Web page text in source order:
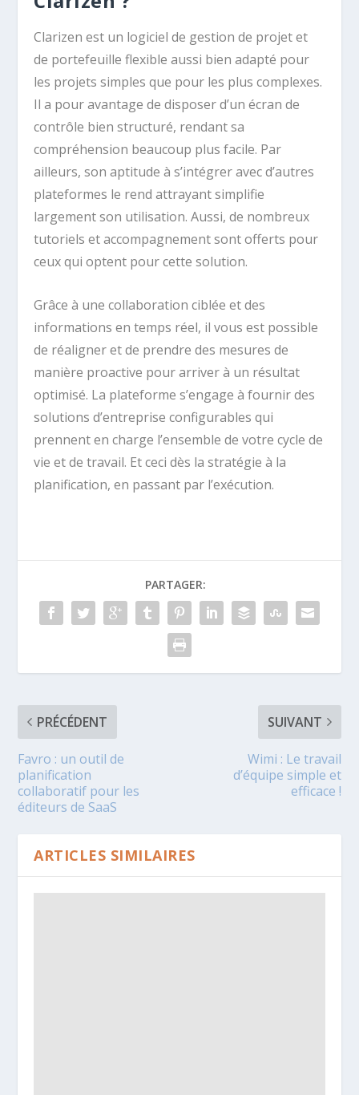
Clarizen est un logiciel de gestion de projet et
de portefeuille flexible aussi bien adapté pour
les projets simples que pour les plus complexes.
Il a pour avantage de disposer d’un écran de
contrôle bien structuré, rendant sa
compréhension beaucoup plus facile. Par
ailleurs, son aptitude à s’intégrer avec d’autres
plateformes le rend attrayant simplifie
largement son utilisation. Aussi, de nombreux
tutoriels et accompagnement sont offerts pour
ceux qui optent pour cette solution.
Grâce à une collaboration ciblée et des
informations en temps réel, il vous est possible
de réaligner et de prendre des mesures de
manière proactive pour arriver à un résultat
optimisé. La plateforme s’engage à fournir des
solutions d’entreprise configurables qui
prennent en charge l’ensemble de votre cycle de
vie et de travail. Et ceci dès la stratégie à la
planification, en passant par l’exécution.
PARTAGER:
PRÉCÉDENT
Favro : un outil de
planification
collaboratif pour les
éditeurs de SaaS
SUIVANT
Wimi : Le travail
d’équipe simple et
efficace !
ARTICLES SIMILAIRES